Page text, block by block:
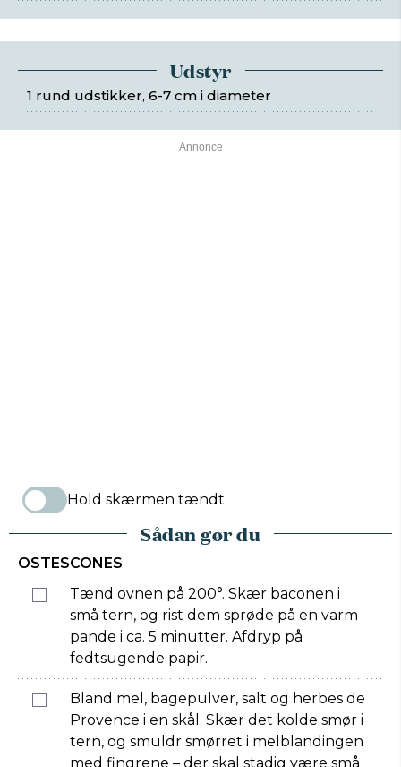
Udstyr
1 rund udstikker, 6-7 cm i diameter
Hold skærmen tændt
Sådan gør du
OSTESCONES
Tænd ovnen på 200°. Skær baconen i
små tern, og rist dem sprøde på en varm
pande i ca. 5 minutter. Afdryp på
fedtsugende papir.
Bland mel, bagepulver, salt og herbes de
Provence i en skål. Skær det kolde smør i
tern, og smuldr smørret i melblandingen
med fingrene – der skal stadig være små